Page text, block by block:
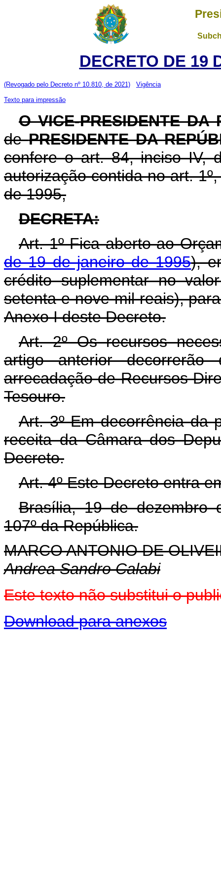
DECRETO DE 19
(Revogado pelo Decreto nº 10.810, de 2021) Vigência
Texto para impressão
O VICE-PRESIDENTE DA
dePRESIDENTE DA
confere o art. 84, inciso IV,
autorização contida no art.
de 1995,
DECRETA:
Art. 1º Fica aberto ao
de 19 de janeiro de 1995),
crédito suplementar no
setenta e nove mil reais),
Anexo I deste Decreto.
Art. 2º Os recursos
artigo anterior
arrecadação de Recursos
Tesouro.
Art. 3º Em decorrência da
receita da Câmara dos
Decreto.
Art. 4º Este Decreto entra
Brasília, 19 de dezembro
107º da República.
MARCO ANTONIO DE
Andrea Sandro Calabi
Este texto não substitui o
Download para anexos